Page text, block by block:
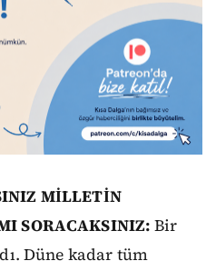
MİLLETİN
SORACAKSINIZ: Bir
Düne kadar tüm